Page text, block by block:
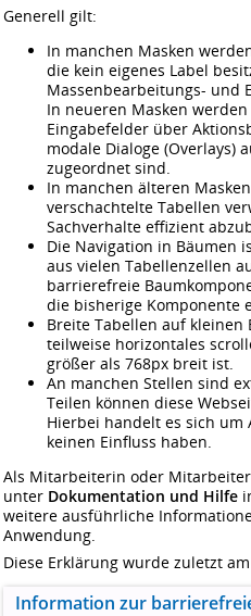
Generell gilt:
In manchen Masken
die kein eigenes Label
Massenbearbeitungs- und
In neueren Masken
Eingabefelder über
modale Dialoge (Overlays)
zugeordnet sind.
In manchen älteren
verschachtelte Tabellen
Sachverhalte effizient
Die Navigation in Bäumen
aus vielen Tabellenzellen
barrierefreie
die bisherige Komponente
Breite Tabellen auf
teilweise horizontales
größer als 768px breit ist.
An manchen Stellen sind
Teilen können diese
Hierbei handelt es sich
keinen Einfluss haben.
Als Mitarbeiterin oder
unter Dokumentation und Hilfe
weitere ausführliche
Anwendung.
Diese Erklärung wurde zuletzt
Information zur